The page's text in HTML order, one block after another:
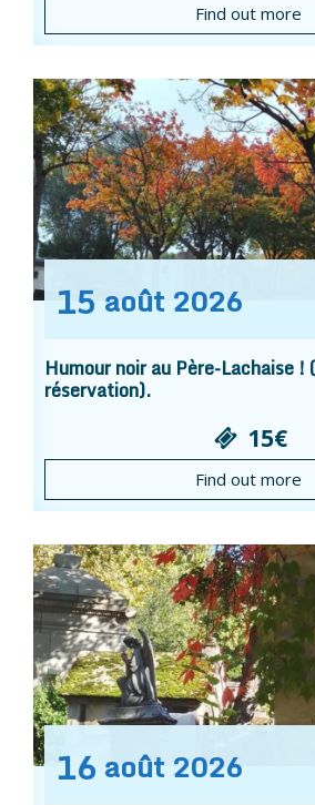
Find out more
15 août 2026
Humour noir au Père-Lachaise !
réservation).
15€
Find out more
16 août 2026